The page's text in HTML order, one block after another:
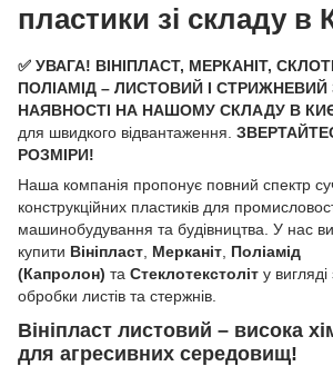
пластики зі складу в
✅ УВАГА! ВІНІПЛАСТ, МЕРКАНІТ,
ПОЛІАМІД – ЛИСТОВИЙ І
НАЯВНОСТІ НА НАШОМУ СКЛАДУ В
для швидкого відвантаження.
РОЗМІРИ!
Наша компанія пропонує повний спектр
конструкційних пластиків для
машинобудування та будівництва. У нас
купити Вініпласт Мерканіт Поліамід
(Капролон) та Стеклотекстоліт у
обробки листів та стержнів.
Вініпласт листовий – висока
для агресивних середовищ!